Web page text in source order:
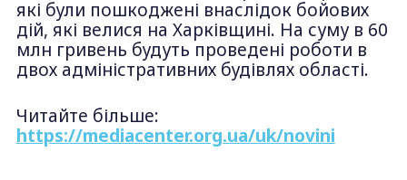
які були пошкоджені внаслідок бойових
дій, які велися на Харківщині. На суму в 60
млн гривень будуть проведені роботи в
двох адміністративних будівлях області.
Читайте більше:
https://mediacenter.org.ua/uk/novini